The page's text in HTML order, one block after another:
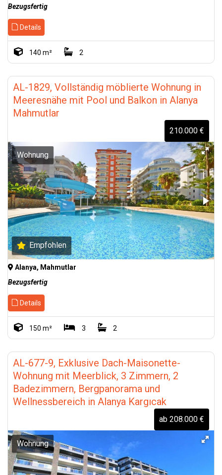
Bezugsfertig
Details
140 m² 2
AL-1829, Vollständig möblierte Wohnung in
Meeresnähe mit Pool und Balkon in Alanya
Mahmutlar
210.000 €
Wohnung
Empfohlen
Alanya, Mahmutlar
Bezugsfertig
Details
150 m² 3 2
AL-677-9, Exklusive Dach-Maisonette-
Wohnung mit Meerblick, 3 Zimmern, 2
Badezimmern, Bergpanorama und
Wellnessbereich in Alanya Kargıcak
ab 208.000 €
Wohnung